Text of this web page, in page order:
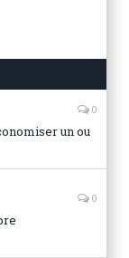
0
un ou
0